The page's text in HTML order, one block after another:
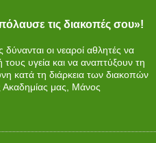
τις διακοπές σου»!
οι νεαροί αθλητές να
υγεία και να αναπτύξουν τη
κατά τη διάρκεια των διακοπών
Ακαδημίας μας, Μάνος